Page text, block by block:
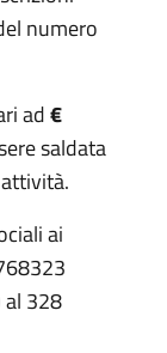
numero
ad€
saldata
ai
al 328